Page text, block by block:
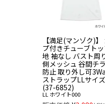
【満足(マンゾク)】
プ付きチューブト
地 袖なし バスト周
側メッシュ 谷間チ
防止 取り外し可
ストラップLLサイズ
(37-6852)
LL ホワイト000